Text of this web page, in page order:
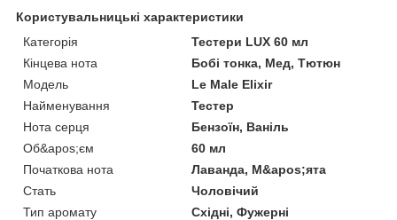
Користувальницькі характеристики
Категорія
Тестери LUX 60 мл
Кінцева нота
Бобі тонка, Мед, Тютюн
Мoдель
Le Male Elixir
Найменування
Тестер
Нота серця
Бензоїн, Ваніль
Об&apos;єм
60 мл
Початкова нота
Лаванда, М&apos;ята
Стать
Чоловічий
Тип аромату
Східні, Фужерні